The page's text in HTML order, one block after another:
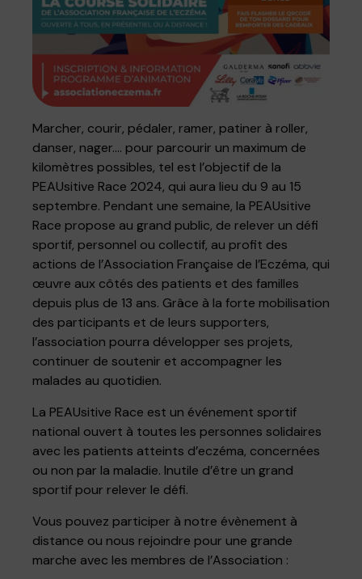
Marcher, courir, pédaler, ramer, patiner à roller,
danser, nager…. pour parcourir un maximum de
kilomètres possibles, tel est l’objectif de la
PEAUsitive Race 2024, qui aura lieu du 9 au 15
septembre. Pendant une semaine, la PEAUsitive
Race propose au grand public, de relever un défi
sportif, personnel ou collectif, au profit des
actions de l’Association Française de l’Eczéma, qui
œuvre aux côtés des patients et des familles
depuis plus de 13 ans. Grâce à la forte mobilisation
des participants et de leurs supporters,
l’association pourra développer ses projets,
continuer de soutenir et accompagner les
malades au quotidien.
La PEAUsitive Race est un événement sportif
national ouvert à toutes les personnes solidaires
avec les patients atteints d’eczéma, concernées
ou non par la maladie. Inutile d’être un grand
sportif pour relever le défi.
Vous pouvez participer à notre évènement à
distance ou nous rejoindre pour une grande
marche avec les membres de l’Association :